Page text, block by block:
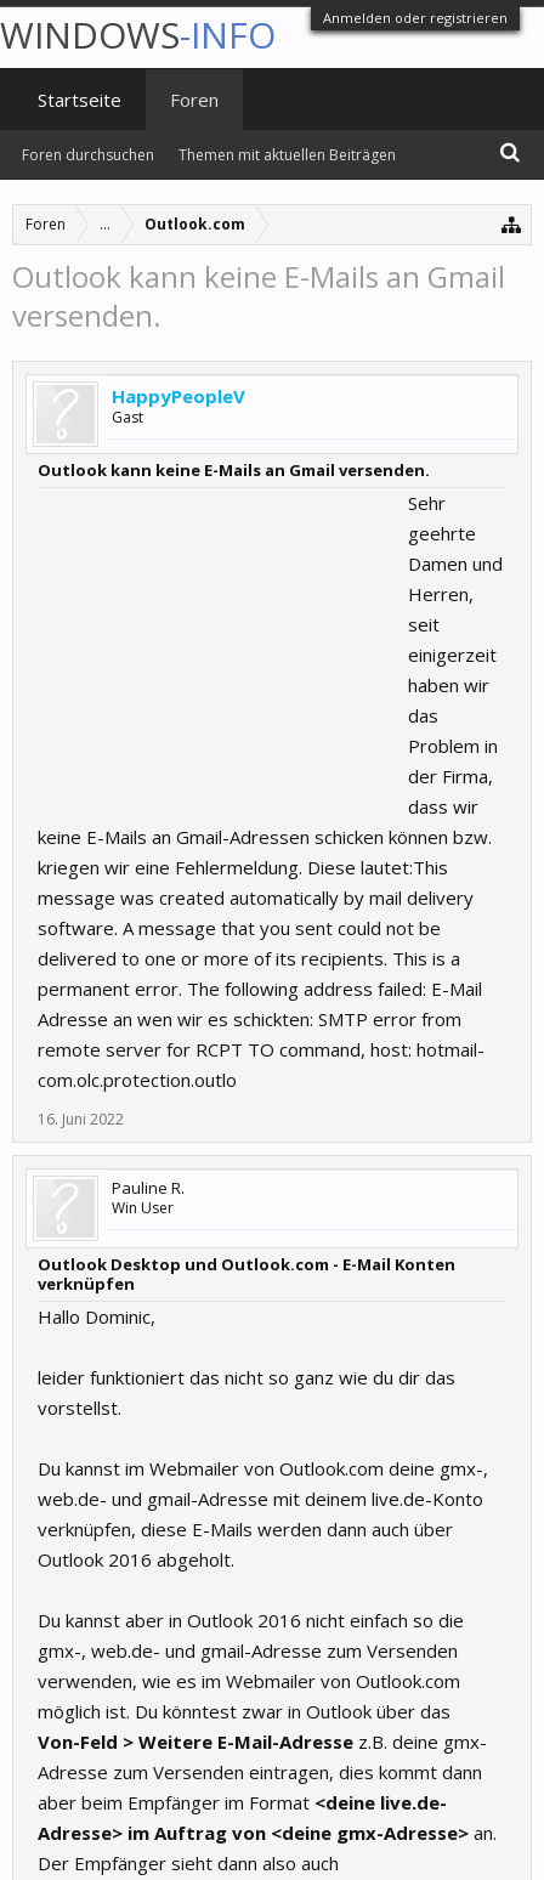
Anmelden oder registrieren
Foren ... Outlook.com
Outlook kann keine E-Mails an Gmail
versenden.
HappyPeopleV
Gast
Outlook kann keine E-Mails an Gmail versenden.
Sehr
geehrte
Damen und
Herren,
seit
einigerzeit
haben wir
das
Problem in
der Firma,
dass wir
keine E-Mails an Gmail-Adressen schicken können bzw.
kriegen wir eine Fehlermeldung. Diese lautet:This
message was created automatically by mail delivery
software. A message that you sent could not be
delivered to one or more of its recipients. This is a
permanent error. The following address failed: E-Mail
Adresse an wen wir es schickten: SMTP error from
remote server for RCPT TO command, host: hotmail-
com.olc.protection.outlo
16. Juni 2022
Pauline R.
Win User
Outlook Desktop und Outlook.com - E-Mail Konten
verknüpfen
Hallo Dominic,
leider funktioniert das nicht so ganz wie du dir das
vorstellst.
Du kannst im Webmailer von Outlook.com deine gmx-,
web.de- und gmail-Adresse mit deinem live.de-Konto
verknüpfen, diese E-Mails werden dann auch über
Outlook 2016 abgeholt.
Du kannst aber in Outlook 2016 nicht einfach so die
gmx-, web.de- und gmail-Adresse zum Versenden
verwenden, wie es im Webmailer von Outlook.com
möglich ist. Du könntest zwar in Outlook über das
Von-Feld > Weitere E-Mail-Adresse z.B. deine gmx-
Adresse zum Versenden eintragen, dies kommt dann
aber beim Empfänger im Format <deine live.de-
Adresse> im Auftrag von <deine gmx-Adresse> an.
Der Empfänger sieht dann also auch
WINDOWS-INFO
Startseite Foren
Foren durchsuchen Themen mit aktuellen Beiträgen